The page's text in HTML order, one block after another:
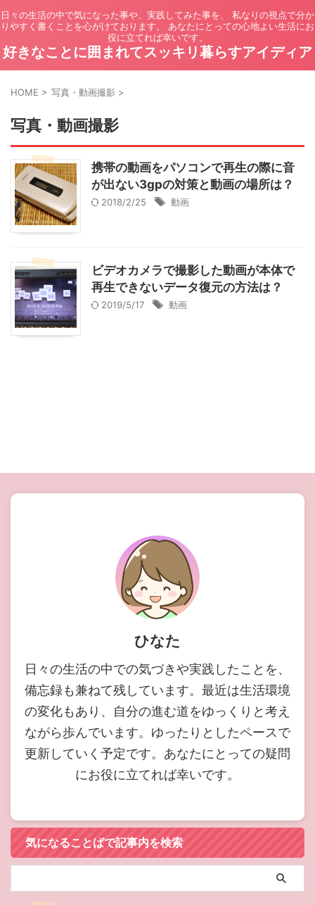
日々の生活の中で気になった事や、実践してみた事を、 私なりの視点で分か
りやすく書くことを心がけております。 あなたにとっての心地よい生活にお
役に立てれば幸いです。
好きなことに囲まれてスッキリ暮らすアイディア
HOME > 写真・動画撮影 >
写真・動画撮影
携帯の動画をパソコンで再生の際に音
が出ない3gpの対策と動画の場所は？
2018/2/25 動画
ビデオカメラで撮影した動画が本体で
再生できないデータ復元の方法は？
2019/5/17 動画
ひなた
日々の生活の中での気づきや実践したことを、
備忘録も兼ねて残しています。最近は生活環境
の変化もあり、自分の進む道をゆっくりと考え
ながら歩んでいます。ゆったりとしたペースで
更新していく予定です。あなたにとっての疑問
にお役に立てれば幸いです。
気になることばで記事内を検索